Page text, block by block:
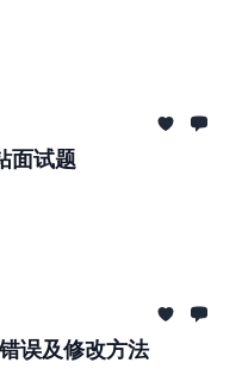
面试题
误及修改方法